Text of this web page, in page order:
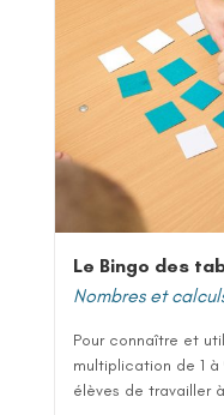
Le Bingo des
Nombres et
Pour connaître et
multiplication de 1
élèves de travailler